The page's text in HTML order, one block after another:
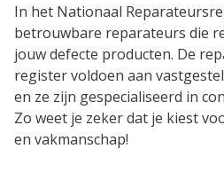
In het Nationaal
betrouwbare reparateurs die
jouw defecte producten. De
register voldoen aan
en ze zijn gespecialiseerd in
Zo weet je zeker dat je kiest
en vakmanschap!